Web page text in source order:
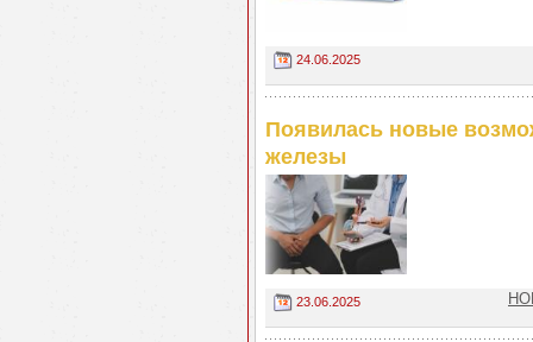
24.06.2025
Появилась новые
железы
23.06.2025